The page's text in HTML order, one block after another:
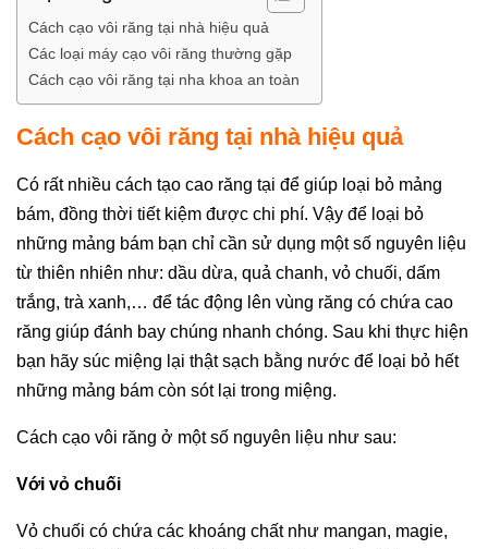
Cách cạo vôi răng tại nhà hiệu quả
Các loại máy cạo vôi răng thường gặp
Cách cạo vôi răng tại nha khoa an toàn
Cách cạo vôi răng tại nhà hiệu quả
Có rất nhiều cách tạo cao răng tại để giúp loại bỏ mảng
bám, đồng thời tiết kiệm được chi phí. Vậy để loại bỏ
những mảng bám bạn chỉ cần sử dụng một số nguyên liệu
từ thiên nhiên như: dầu dừa, quả chanh, vỏ chuối, dấm
trắng, trà xanh,… để tác động lên vùng răng có chứa cao
răng giúp đánh bay chúng nhanh chóng. Sau khi thực hiện
bạn hãy súc miệng lại thật sạch bằng nước để loại bỏ hết
những mảng bám còn sót lại trong miệng.
Cách cạo vôi răng ở một số nguyên liệu như sau:
Với vỏ chuối
Vỏ chuối có chứa các khoáng chất như mangan, magie,